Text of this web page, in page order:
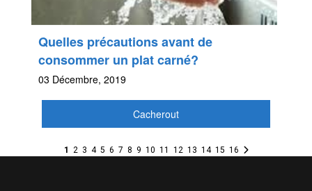
Quelles précautions avant de
consommer un plat carné?
03 Décembre, 2019
Cacherout
1 2 3 4 5 6 7 8 9 10 11 12 13 14 15 16